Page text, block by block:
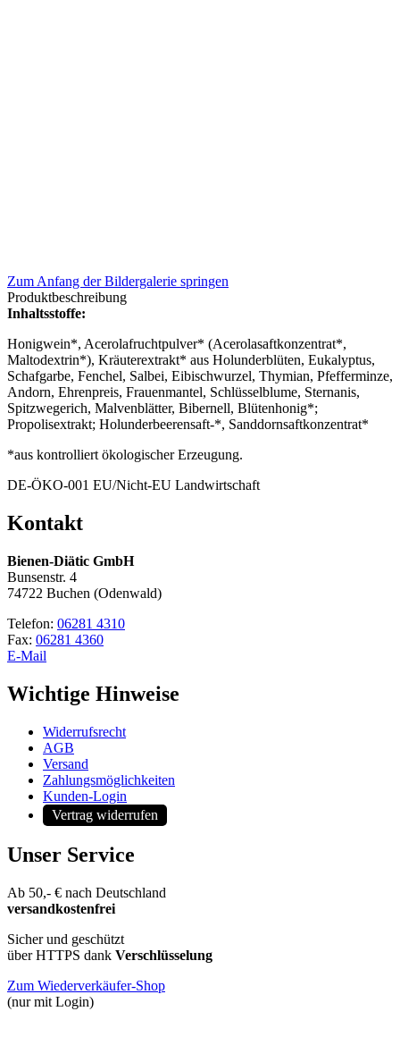
Zum Anfang der Bildergalerie springen
Produktbeschreibung
Inhaltsstoffe:
Honigwein*, Acerolafruchtpulver* (Acerolasaftkonzentrat*,
Maltodextrin*), Kräuterextrakt* aus Holunderblüten, Eukalyptus,
Schafgarbe, Fenchel, Salbei, Eibischwurzel, Thymian, Pfefferminze,
Andorn, Ehrenpreis, Frauenmantel, Schlüsselblume, Sternanis,
Spitzwegerich, Malvenblätter, Bibernell, Blütenhonig*;
Propolisextrakt; Holunderbeerensaft-*, Sanddornsaftkonzentrat*
*aus kontrolliert ökologischer Erzeugung.
DE-ÖKO-001 EU/Nicht-EU Landwirtschaft
Kontakt
Bienen-Diätic GmbH
Bunsenstr. 4
74722 Buchen (Odenwald)
Telefon: 06281 4310
Fax: 06281 4360
E-Mail
Wichtige Hinweise
Widerrufsrecht
AGB
Versand
Zahlungsmöglichkeiten
Kunden-Login
Vertrag widerrufen
Unser Service
Ab 50,- € nach Deutschland
versandkostenfrei
Sicher und geschützt
über HTTPS dank Verschlüsselung
Zum Wiederverkäufer-Shop
(nur mit Login)